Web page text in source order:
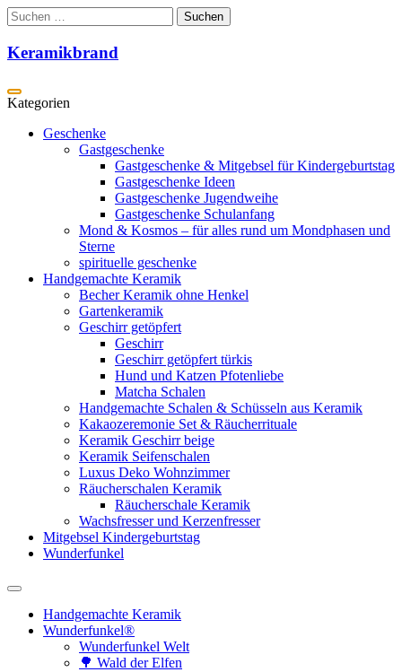
Zum
Inhalt
springen
Suchen
nach:
Keramikbrand
Geschenke
Gastgeschenke
Gastgeschenke & Mitgebsel für Kindergeburtstag
Gastgeschenke Ideen
Gastgeschenke Jugendweihe
Gastgeschenke Schulanfang
Mond & Kosmos – für alles rund um Mondphasen und
Sterne
spirituelle geschenke
Handgemachte Keramik
Becher Keramik ohne Henkel
Gartenkeramik
Geschirr getöpfert
Geschirr
Geschirr getöpfert türkis
Hund und Katzen Pfotenliebe
Matcha Schalen
Handgemachte Schalen & Schüsseln aus Keramik
Kakaozeremonie Set & Räucherrituale
Keramik Geschirr beige
Keramik Seifenschalen
Luxus Deko Wohnzimmer
Räucherschalen Keramik
Räucherschale Keramik
Wachsfresser und Kerzenfresser
Mitgebsel Kindergeburtstag
Wunderfunkel
Handgemachte Keramik
Wunderfunkel®
Wunderfunkel Welt
🌳 Wald der Elfen